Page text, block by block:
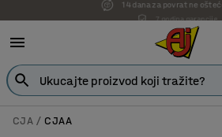
7 godina
CJA CJAA